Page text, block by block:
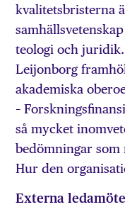
kvalitetsbristerna
teologi och juridik.
Leijonborg
akademiska
–
så mycket
bedömningar som
Hur den
Externa